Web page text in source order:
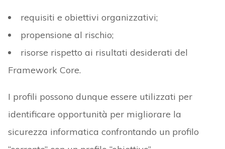
requisiti e obiettivi organizzativi;
propensione al rischio;
risorse rispetto ai risultati desiderati del
Framework Core.
I profili possono dunque essere utilizzati per
identificare opportunità per migliorare la
sicurezza informatica confrontando un profilo